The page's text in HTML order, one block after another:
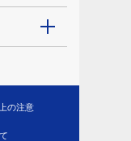
の注意